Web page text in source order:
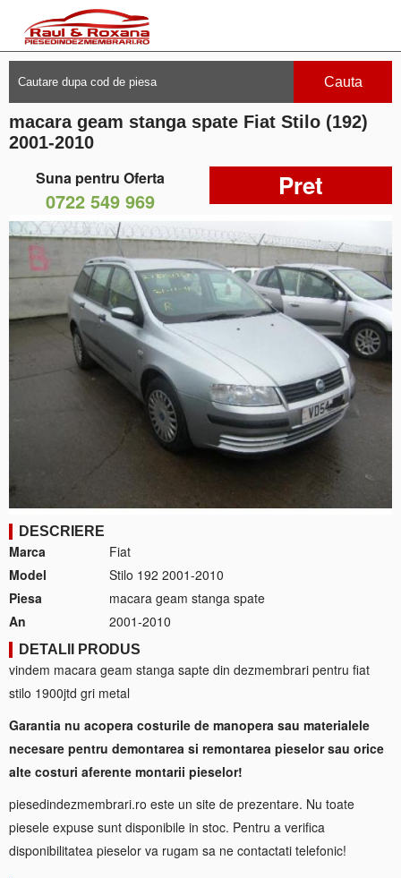
Cauta
macara geam stanga spate Fiat Stilo (192)
2001-2010
Suna pentru Oferta
0722 549 969 Pret
DESCRIERE
Marca
Fiat
Model
Stilo 192 2001-2010
Piesa
macara geam stanga spate
An
2001-2010
DETALII PRODUS
vindem macara geam stanga sapte din dezmembrari pentru fiat
stilo 1900jtd gri metal
Garantia nu acopera costurile de manopera sau materialele
necesare pentru demontarea si remontarea pieselor sau orice
alte costuri aferente montarii pieselor!
piesedindezmembrari.ro este un site de prezentare. Nu toate
piesele expuse sunt disponibile in stoc. Pentru a verifica
disponibilitatea pieselor va rugam sa ne contactati telefonic!